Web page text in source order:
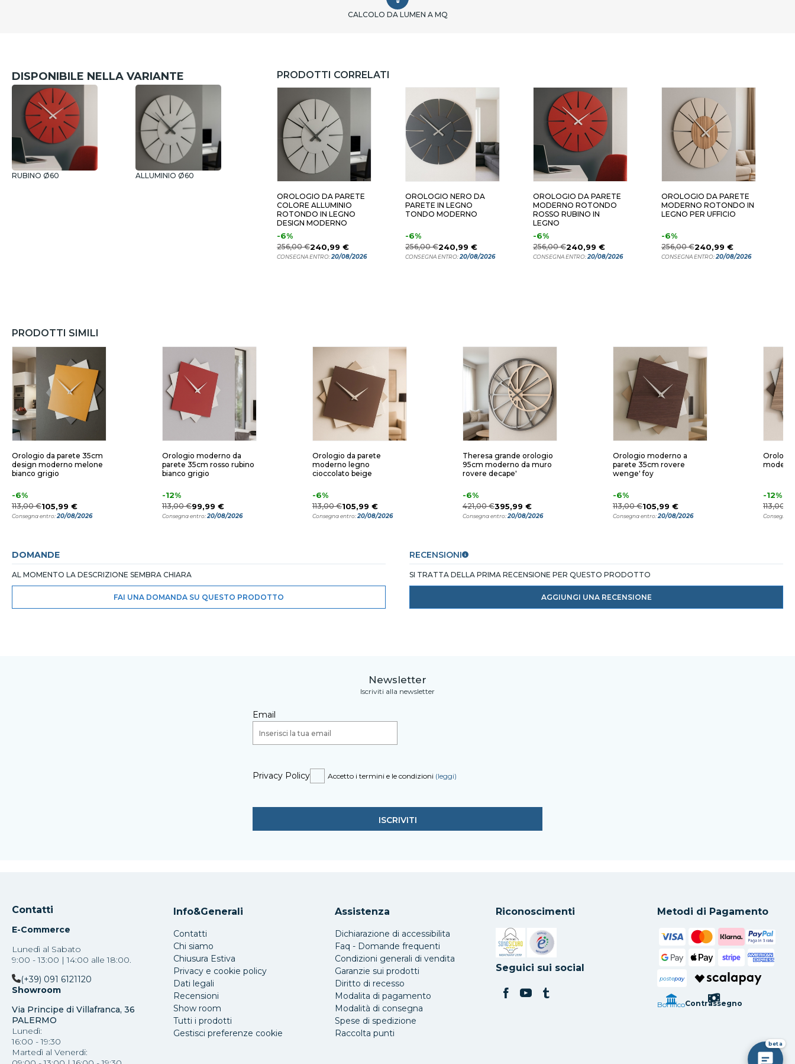
CALCOLO DA LUMEN A MQ
DISPONIBILE NELLA VARIANTE
RUBINO Ø60 ALLUMINIO Ø60 ZINGANA Ø60 NOCE CANALETTO Ø60 ROVERE
PRODOTTI CORRELATI
OROLOGIO DA PARETE
COLORE ALLUMINIO
ROTONDO IN LEGNO
DESIGN MODERNO
-6%
256,00 €240,99 €
CONSEGNA ENTRO:20/08/2026
OROLOGIO NERO DA
PARETE IN LEGNO
TONDO MODERNO
-6%
256,00 €240,99 €
CONSEGNA ENTRO:20/08/2026
OROLOGIO DA PARETE
MODERNO ROTONDO
ROSSO RUBINO IN
LEGNO
-6%
256,00 €240,99 €
CONSEGNA ENTRO:20/08/2026
OROLOGIO DA PARETE
MODERNO ROTONDO IN
LEGNO PER UFFICIO
-6%
256,00 €240,99 €
CONSEGNA ENTRO:20/08/2026
PRODOTTI SIMILI
Orologio da parete 35cm
design moderno melone
bianco grigio
-6%
113,00 €105,99 €
Consegna entro:20/08/2026
Orologio moderno da
parete 35cm rosso rubino
bianco grigio
-12%
113,00 €99,99 €
Consegna entro:20/08/2026
Orologio da parete
moderno legno
cioccolato beige
-6%
113,00 €105,99 €
Consegna entro:20/08/2026
Theresa grande orologio
95cm moderno da muro
rovere decape'
-6%
421,00 €395,99 €
Consegna entro:20/08/2026
Orologio moderno a
parete 35cm rovere
wenge' foy
-6%
113,00 €105,99 €
Consegna entro:20/08/2026
-12%
113,00 €
Consegna
DOMANDE
AL MOMENTO LA DESCRIZIONE SEMBRA CHIARA
FAI UNA DOMANDA SU QUESTO PRODOTTO
RECENSIONI
SI TRATTA DELLA PRIMA RECENSIONE PER QUESTO PRODOTTO
AGGIUNGI UNA RECENSIONE
Newsletter
Iscriviti alla newsletter
Email
Privacy Policy Accetto i termini e le condizioni (leggi)
Contatti
E-Commerce
Lunedì al Sabato
9:00 - 13:00 | 14:00 alle 18:00.
(+39) 091 6121120
Showroom
Via Principe di Villafranca, 36
PALERMO
Lunedì:
16:00 - 19:30
Martedì al Venerdi:
Info&Generali
Contatti
Chi siamo
Chiusura Estiva
Privacy e cookie policy
Dati legali
Recensioni
Show room
Tutti i prodotti
Gestisci preferenze cookie
Assistenza
Dichiarazione di accessibilita
Faq - Domande frequenti
Condizioni generali di vendita
Garanzie sui prodotti
Diritto di recesso
Modalita di pagamento
Modalità di consegna
Spese di spedizione
Raccolta punti
Riconoscimenti
Si apre in una nuova scheda
Si apre in una nuova scheda
Seguici sui social
Metodi di Pagamento
postepay
BonificoContrassegno
beta